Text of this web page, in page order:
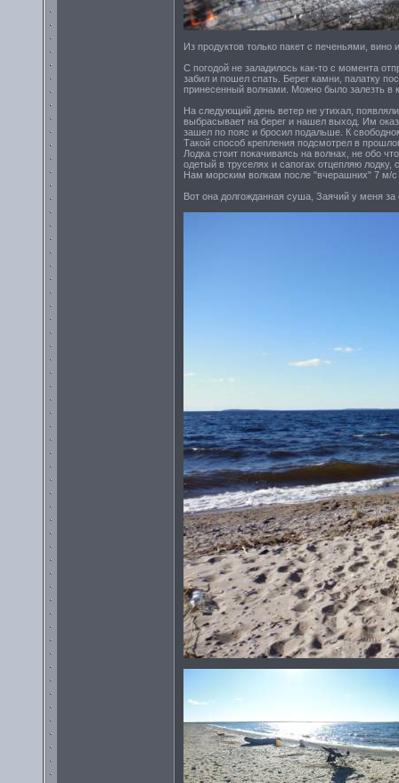
Из продуктов только пакет с печеньями,
С погодой не заладилось как-то с момента
забил и пошел спать. Берег камни, палатку
принесенный волнами. Можно было залезть в
На следующий день ветер не утихал,
выбрасывает на берег и нашел выход. Им
зашел по пояс и бросил подальше. К
Такой способ крепления подсмотрел в
Лодка стоит покачиваясь на волнах, не обо
одетый в труселях и сапогах отцепляю лодку,
Нам морским волкам после "вчерашних" 7 м/
Вот она долгожданная суша, Заячий у меня за